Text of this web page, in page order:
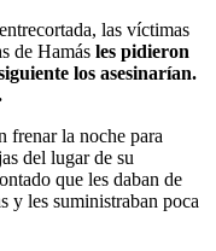
las víctimas
de Hamás les pidieron
los asesinarían.
frenar la noche para
del lugar de su
que les daban de
y les suministraban poca